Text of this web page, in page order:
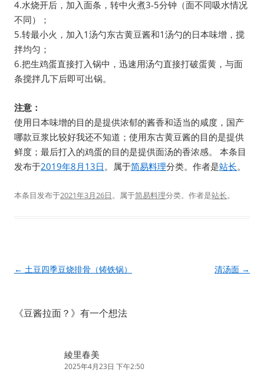
4.水烧开后，加入面条，转中火煮3-5分钟（面不同吸水情况
不同）；
5.转最小火，加入1汤勺东古黄豆酱和1汤勺的日本味增，搅
拌均匀；
6.把生鸡蛋直接打入锅中，迅速用汤勺直接打破蛋黄，与面
条搅拌几下后即可出锅。
注意：
使用日本味增的目的是提供浓郁的酱香和适当的咸度，国产
哪款豆浆比较好我还不知道；使用东古黄豆酱的目的是提供
鲜度；最后打入的鸡蛋的目的是提供面汤的香浓感。 本条目
发布于2019年8月13日 。属于简易料理分类。作者是站长。
本条目发布于2021年3月26日。属于简易料理分类。 作者是站长。
文
航
← 土豆四季豆烧排骨（铸铁锅） 清汤面 →
《豆酱拉面？ 》有一个想法
綾里春美
2025年4月23日 下午2:50